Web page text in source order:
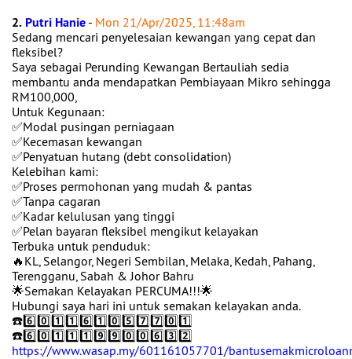
2. Putri Hanie - Mon 21/Apr/2025, 11:48am
Sedang mencari penyelesaian kewangan yang cepat dan
fleksibel?
Saya sebagai Perunding Kewangan Bertauliah sedia
membantu anda mendapatkan Pembiayaan Mikro sehingga
RM100,000,
Untuk Kegunaan:
✅Modal pusingan perniagaan
✅Kecemasan kewangan
✅Penyatuan hutang (debt consolidation)
Kelebihan kami:
✅Proses permohonan yang mudah & pantas
✅Tanpa cagaran
✅Kadar kelulusan yang tinggi
✅Pelan bayaran fleksibel mengikut kelayakan
Terbuka untuk penduduk:
🔥KL, Selangor, Negeri Sembilan, Melaka, Kedah, Pahang,
Terengganu, Sabah & Johor Bahru
🌟Semakan Kelayakan PERCUMA!!!🌟
Hubungi saya hari ini untuk semakan kelayakan anda.
☎️6️⃣0️⃣1️⃣1️⃣6️⃣1️⃣0️⃣5️⃣7️⃣7️⃣0️⃣1️⃣
☎️6️⃣0️⃣1️⃣1️⃣1️⃣9️⃣9️⃣0️⃣0️⃣6️⃣3️⃣2️⃣
https://www.wasap.my/601161057701/